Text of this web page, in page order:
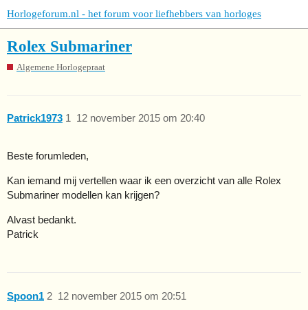
Horlogeforum.nl - het forum voor liefhebbers van horloges
Rolex Submariner
Algemene Horlogepraat
Patrick1973 12 november 2015 om 20:40
1
Beste forumleden,
Kan iemand mij vertellen waar ik een overzicht van alle Rolex
Submariner modellen kan krijgen?
Alvast bedankt.
Patrick
Spoon1 12 november 2015 om 20:51
2